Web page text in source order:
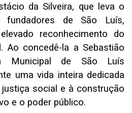
da Silveira, que leva o
de São Luís,
reconhecimento do
Ao concedê-la a Sebastião
Municipal de São Luís
uma vida inteira dedicada
social e à construção
e o poder público.